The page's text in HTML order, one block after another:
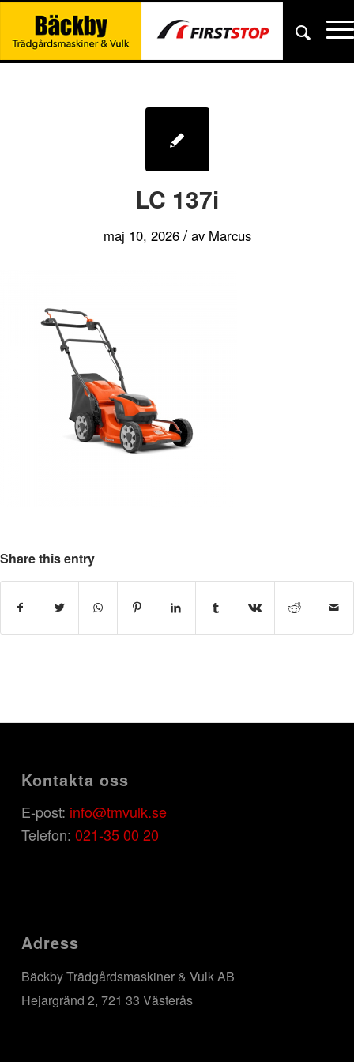
LC 137i
maj 10, 2026 / av Marcus
Share this entry
Kontakta oss
E-post: info@tmvulk.se
Telefon: 021-35 00 20
Adress
Bäckby Trädgårdsmaskiner & Vulk AB
Hejargränd 2, 721 33 Västerås